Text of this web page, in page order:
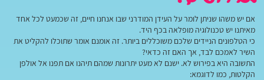
אם יש משהו שניתן לומר על העידן המודרני שבו אנחנו חיים, זה שכמעט לכל אחד
מאיתנו יש טכנולוגיה מופלאה בכף היד.
כי הטלפונים הניידים שלכם משוכללים ביותר. זה אומנם אומר שתוכלו להקליט את
השיר לאמכם לבד, אך האם זה כדאי?
התשובה היא בפירוש לא. ישנם לא מעט יתרונות שמהם תיהנו אם תפנו אל אולפן
הקלטות, כמו לדוגמא: